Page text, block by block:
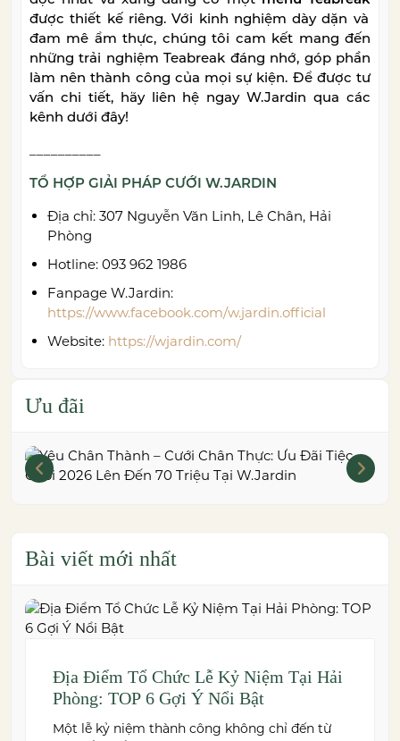
được thiết kế riêng. Với kinh nghiệm dày dặn và
đam mê ẩm thực, chúng tôi cam kết mang đến
những trải nghiệm Teabreak đáng nhớ, góp phần
làm nên thành công của mọi sự kiện. Để được tư
vấn chi tiết, hãy liên hệ ngay W.Jardin qua các
kênh dưới đây!
TỔ HỢP GIẢI PHÁP CƯỚI W.JARDIN
Địa chỉ: 307 Nguyễn Văn Linh, Lê Chân, Hải
Phòng
Hotline: 093 962 1986
Fanpage W.Jardin:
https://www.facebook.com/w.jardin.official
Website: https://wjardin.com/
Ưu đãi
Bài viết mới nhất
Địa Điểm Tổ Chức Lễ Kỷ Niệm Tại Hải
Phòng: TOP 6 Gợi Ý Nổi Bật
Một lễ kỷ niệm thành công không chỉ đến từ